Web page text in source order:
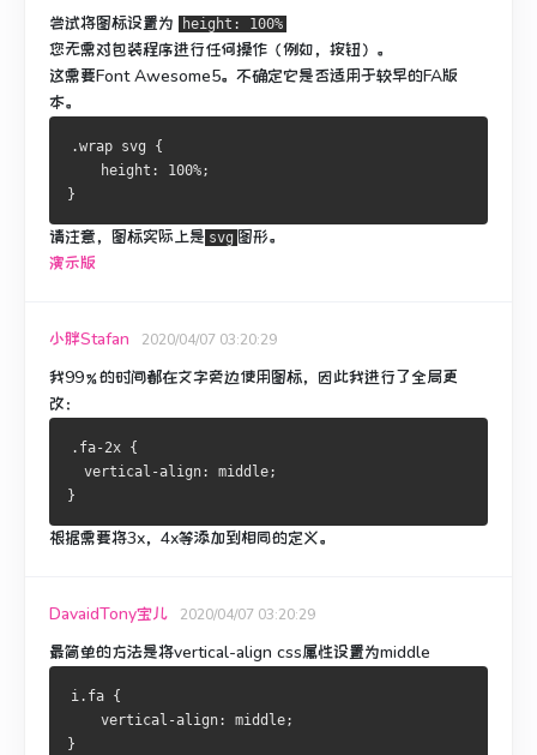
尝试将图标设置为 height: 100%
您无需对包装程序进行任何操作（例如，按钮）。
这需要Font Awesome5。不确定它是否适用于较早的FA版
本。
.wrap svg {
    height: 100%;
}
请注意，图标实际上是 svg 图形。
演示版
小胖Stafan 2020/04/07 03:20:29
我99％的时间都在文字旁边使用图标，因此我进行了全局更
改：
.fa-2x {
  vertical-align: middle;
}
根据需要将3x，4x等添加到相同的定义。
DavaidTony宝儿 2020/04/07 03:20:29
最简单的方法是将vertical-align css属性设置为middle
i.fa {
    vertical-align: middle;
}